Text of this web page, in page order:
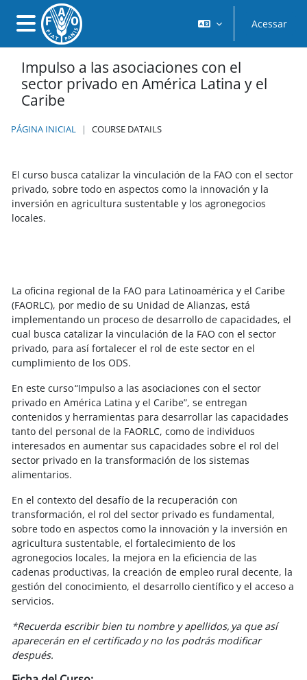
Ir para o conteúdo principal
Painel lateral
Acessar
Impulso a las asociaciones con el
sector privado en América Latina y el
Caribe
PÁGINA INICIAL COURSE DATAILS
El curso busca catalizar la vinculación de la FAO con el sector
privado, sobre todo en aspectos como la innovación y la
inversión en agricultura sustentable y los agronegocios
locales.
La oficina regional de la FAO para Latinoamérica y el Caribe
(FAORLC), por medio de su Unidad de Alianzas, está
implementando un proceso de desarrollo de capacidades, el
cual busca catalizar la vinculación de la FAO con el sector
privado, para así fortalecer el rol de este sector en el
cumplimiento de los ODS.
En este curso “Impulso a las asociaciones con el sector
privado en América Latina y el Caribe”, se entregan
contenidos y herramientas para desarrollar las capacidades
tanto del personal de la FAORLC, como de individuos
interesados en aumentar sus capacidades sobre el rol del
sector privado en la transformación de los sistemas
alimentarios.
En el contexto del desafío de la recuperación con
transformación, el rol del sector privado es fundamental,
sobre todo en aspectos como la innovación y la inversión en
agricultura sustentable, el fortalecimiento de los
agronegocios locales, la mejora en la eficiencia de las
cadenas productivas, la creación de empleo rural decente, la
gestión del conocimiento, el desarrollo científico y el acceso a
servicios.
*Recuerda escribir bien tu nombre y apellidos, ya que así
aparecerán en el certificado y no los podrás modificar
después.